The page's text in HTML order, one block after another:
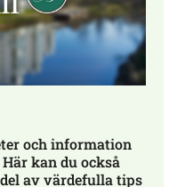
och information
kan du också
av värdefulla tips